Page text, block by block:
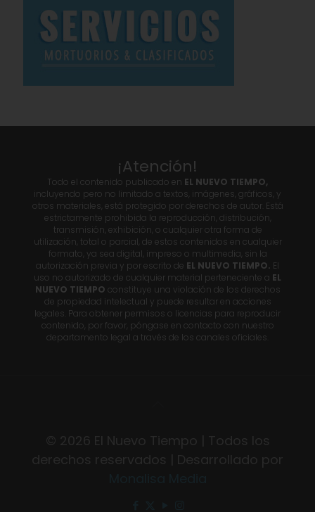
¡Atención!
Todo el contenido publicado en EL NUEVO TIEMPO,
incluyendo pero no limitado a textos, imágenes, gráficos, y
otros materiales, está protegido por derechos de autor. Está
estrictamente prohibida la reproducción, distribución,
transmisión, exhibición, o cualquier otra forma de
utilización, total o parcial, de estos contenidos en cualquier
formato, ya sea digital, impreso o multimedia, sin la
autorización previa y por escrito de EL NUEVO TIEMPO. El
uso no autorizado de cualquier material perteneciente a EL
NUEVO TIEMPO constituye una violación de los derechos
de propiedad intelectual y puede resultar en acciones
legales. Para obtener permisos o licencias para reproducir
contenido, por favor, póngase en contacto con nuestro
departamento legal a través de los canales oficiales.
© 2026 El Nuevo Tiempo | Todos los
derechos reservados | Desarrollado por